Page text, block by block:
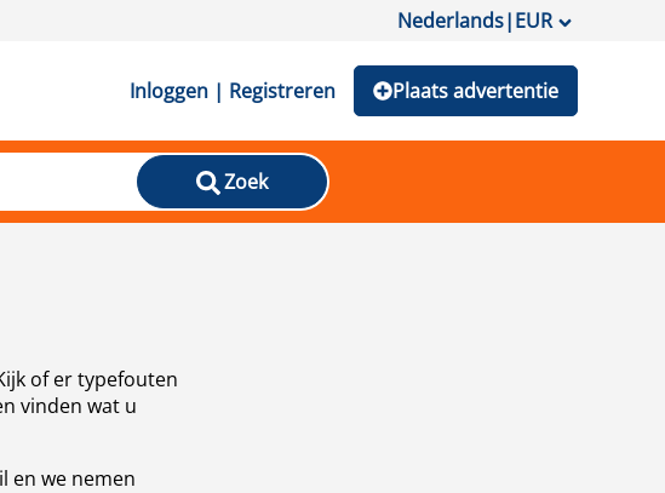
Nederlands|EUR
Inloggen | Registreren Plaats advertentie
Zoek
of er typefouten
vinden wat u
en we nemen